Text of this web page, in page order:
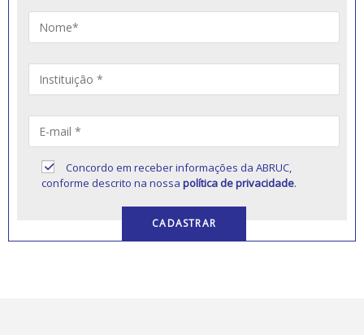
Concordo em receber informações da ABRUC,
conforme descrito na nossapolítica de privacidade.